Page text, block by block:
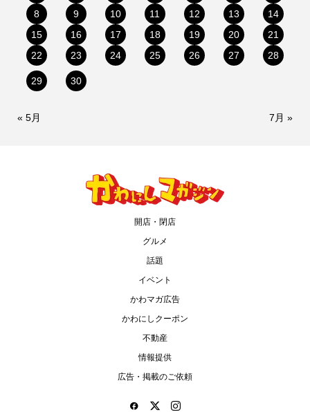
8
9 10 11 12 13
14
15
16 17 18 19 20
21
22
23 24 25 26 27 28
29 30
« 5月 7月 »
開店・閉店
グルメ
話題
イベント
かわマガ広告
かわにしクーポン
不動産
情報提供
広告・掲載のご依頼